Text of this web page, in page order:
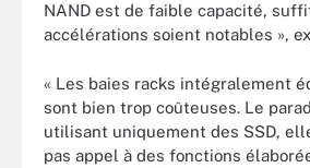
NAND est de faible capacité,
accélérations soient notables »,
« Les baies racks intégralement
sont bien trop coûteuses. Le
utilisant uniquement des SSD,
pas appel à des fonctions